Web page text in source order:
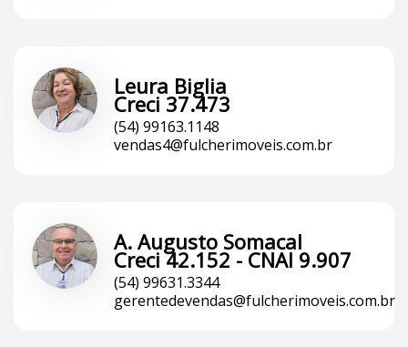
Leura Biglia
Creci 37.473
(54) 99163.1148
vendas4@fulcherimoveis.com.br
A. Augusto Somacal
Creci 42.152 - CNAI 9.907
(54) 99631.3344
gerentedevendas@fulcherimoveis.com.br